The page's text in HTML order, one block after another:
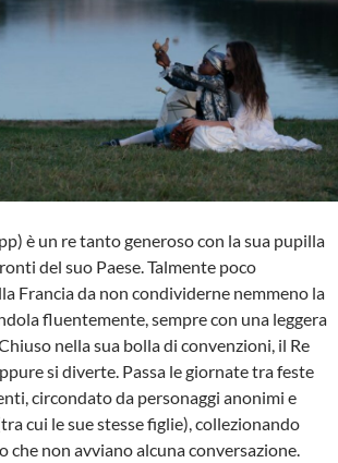
è un re tanto generoso con la sua pupilla
del suo Paese. Talmente poco
Francia da non condividerne nemmeno la
fluentemente, sempre con una leggera
nella sua bolla di convenzioni, il Re
si diverte. Passa le giornate tra feste
circondato da personaggi anonimi e
cui le sue stesse figlie), collezionando
che non avviano alcuna conversazione.